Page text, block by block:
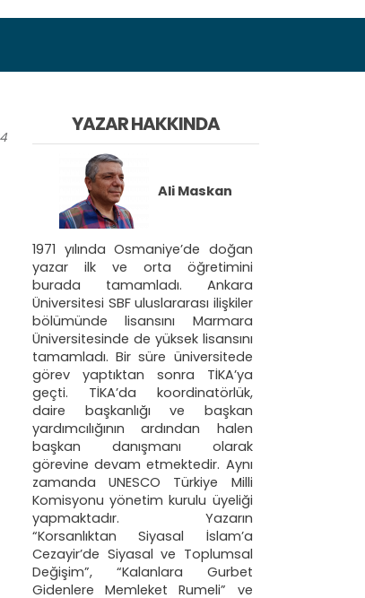
YAZAR HAKKINDA
Ali Maskan
1971 yılında Osmaniye’de doğan
yazar ilk ve orta öğretimini
burada tamamladı. Ankara
Üniversitesi SBF uluslararası ilişkiler
bölümünde lisansını Marmara
Üniversitesinde de yüksek lisansını
tamamladı. Bir süre üniversitede
görev yaptıktan sonra TİKA’ya
geçti. TİKA’da koordinatörlük,
daire başkanlığı ve başkan
yardımcılığının ardından halen
başkan danışmanı olarak
görevine devam etmektedir. Aynı
zamanda UNESCO Türkiye Milli
Komisyonu yönetim kurulu üyeliği
yapmaktadır. Yazarın
“Korsanlıktan Siyasal İslam’a
Cezayir’de Siyasal ve Toplumsal
Değişim”, “Kalanlara Gurbet
Gidenlere Memleket Rumeli” ve